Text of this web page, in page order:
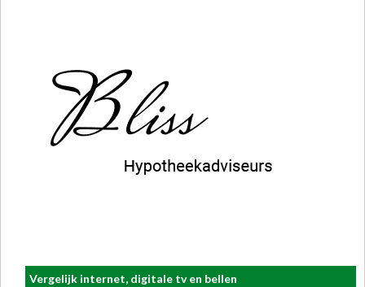
Vergelijk internet, digitale tv en bellen